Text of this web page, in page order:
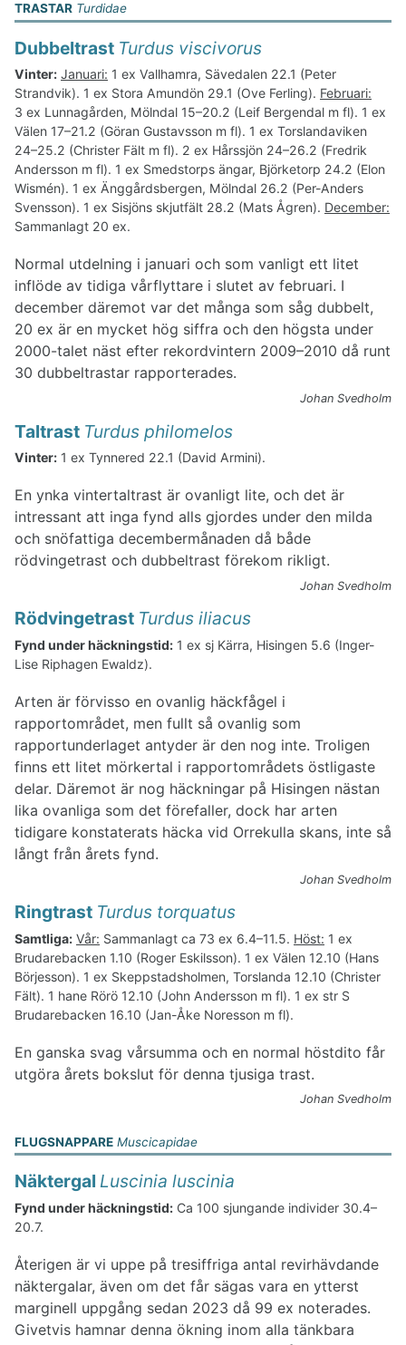
TRASTAR Turdidae
Dubbeltrast Turdus viscivorus
Vinter: Januari: 1 ex Vallhamra, Sävedalen 22.1 (Peter
Strandvik). 1 ex Stora Amundön 29.1 (Ove Ferling). Februari:
3 ex Lunnagården, Mölndal 15–20.2 (Leif Bergendal m fl). 1 ex
Välen 17–21.2 (Göran Gustavsson m fl). 1 ex Torslandaviken
24–25.2 (Christer Fält m fl). 2 ex Hårssjön 24–26.2 (Fredrik
Andersson m fl). 1 ex Smedstorps ängar, Björketorp 24.2 (Elon
Wismén). 1 ex Änggårdsbergen, Mölndal 26.2 (Per-Anders
Svensson). 1 ex Sisjöns skjutfält 28.2 (Mats Ågren). December:
Sammanlagt 20 ex.
Normal utdelning i januari och som vanligt ett litet
inflöde av tidiga vårflyttare i slutet av februari. I
december däremot var det många som såg dubbelt,
20 ex är en mycket hög siffra och den högsta under
2000-talet näst efter rekordvintern 2009–2010 då runt
30 dubbeltrastar rapporterades.
Johan Svedholm
Taltrast Turdus philomelos
Vinter: 1 ex Tynnered 22.1 (David Armini).
En ynka vintertaltrast är ovanligt lite, och det är
intressant att inga fynd alls gjordes under den milda
och snöfattiga decembermånaden då både
rödvingetrast och dubbeltrast förekom rikligt.
Johan Svedholm
Rödvingetrast Turdus iliacus
Fynd under häckningstid: 1 ex sj Kärra, Hisingen 5.6 (Inger-
Lise Riphagen Ewaldz).
Arten är förvisso en ovanlig häckfågel i
rapportområdet, men fullt så ovanlig som
rapportunderlaget antyder är den nog inte. Troligen
finns ett litet mörkertal i rapportområdets östligaste
delar. Däremot är nog häckningar på Hisingen nästan
lika ovanliga som det förefaller, dock har arten
tidigare konstaterats häcka vid Orrekulla skans, inte så
långt från årets fynd.
Johan Svedholm
Ringtrast Turdus torquatus
Samtliga: Vår: Sammanlagt ca 73 ex 6.4–11.5. Höst: 1 ex
Brudarebacken 1.10 (Roger Eskilsson). 1 ex Välen 12.10 (Hans
Börjesson). 1 ex Skeppstadsholmen, Torslanda 12.10 (Christer
Fält). 1 hane Rörö 12.10 (John Andersson m fl). 1 ex str S
Brudarebacken 16.10 (Jan-Åke Noresson m fl).
En ganska svag vårsumma och en normal höstdito får
utgöra årets bokslut för denna tjusiga trast.
Johan Svedholm
FLUGSNAPPARE Muscicapidae
Näktergal Luscinia luscinia
Fynd under häckningstid: Ca 100 sjungande individer 30.4–
20.7.
Återigen är vi uppe på tresiffriga antal revirhävdande
näktergalar, även om det får sägas vara en ytterst
marginell uppgång sedan 2023 då 99 ex noterades.
Givetvis hamnar denna ökning inom alla tänkbara